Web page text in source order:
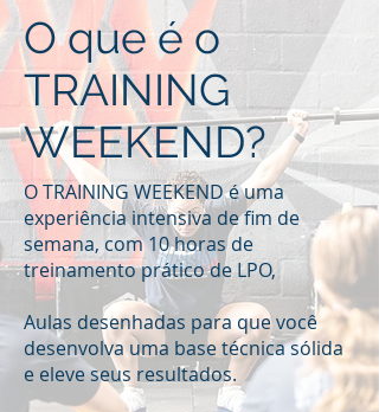
O que é o
TRAINING
WEEKEND?
O TRAINING WEEKEND é uma
experiência intensiva de fim de
semana, com 10 horas de
treinamento prático de LPO,
Aulas desenhadas para que você
desenvolva uma base técnica sólida
e eleve seus resultados.